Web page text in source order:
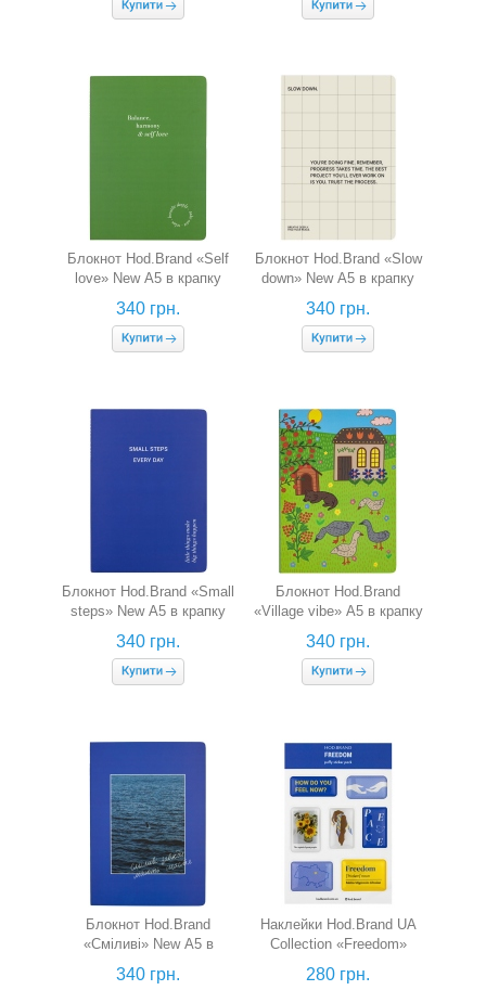
Блокнот Hod.Brand «Self
love» New А5 в крапку
340 грн.
Блокнот Hod.Brand «Slow
down» New А5 в крапку
340 грн.
Блокнот Hod.Brand «Small
steps» New А5 в крапку
340 грн.
Блокнот Hod.Brand
«Village vibe» А5 в крапку
340 грн.
Блокнот Hod.Brand
«Сміливі» New А5 в
крапку
340 грн.
Наклейки Hod.Brand UA
Collection «Freedom»
(об'ємні)
280 грн.